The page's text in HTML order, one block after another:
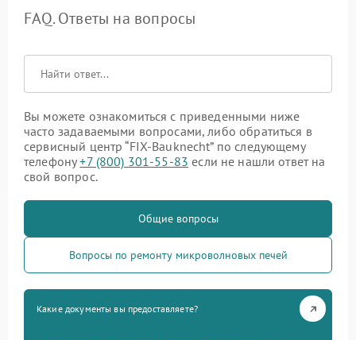
FAQ. Ответы на вопросы
Вы можете ознакомиться с приведенными ниже
часто задаваемыми вопросами, либо обратиться в
сервисный центр “FIX-Bauknecht” по следующему
телефону+7 (800) 301-55-83 если не нашли ответ на
свой вопрос.
Общие вопросы
Вопросы по ремонту микроволновых печей
Какие документы вы предоставляете?